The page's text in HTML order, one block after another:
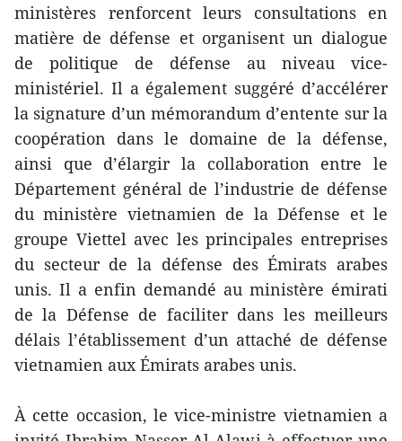
ministères renforcent leurs consultations en
matière de défense et organisent un dialogue
de politique de défense au niveau vice-
ministériel. Il a également suggéré d’accélérer
la signature d’un mémorandum d’entente sur la
coopération dans le domaine de la défense,
ainsi que d’élargir la collaboration entre le
Département général de l’industrie de défense
du ministère vietnamien de la Défense et le
groupe Viettel avec les principales entreprises
du secteur de la défense des Émirats arabes
unis. Il a enfin demandé au ministère émirati
de la Défense de faciliter dans les meilleurs
délais l’établissement d’un attaché de défense
vietnamien aux Émirats arabes unis.
À cette occasion, le vice-ministre vietnamien a